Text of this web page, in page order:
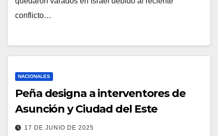
conflicto…
NACIONALES
Peña designa a interventores de
Asunción y Ciudad del Este
17 DE JUNIO DE 2025